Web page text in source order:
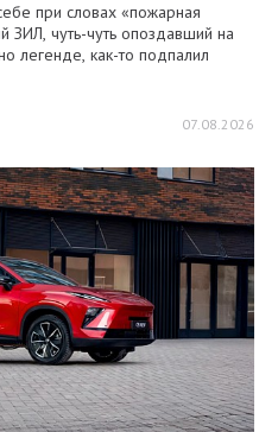
при словах «пожарная
ЗИЛ, чуть-чуть опоздавший на
легенде, как-то подпалил
07.08.2026